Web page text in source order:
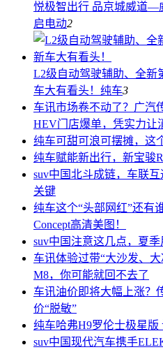
悦极智出行 品京城威道—
启电动2
L2级自动驾驶辅助、全新
车大有看头！ 纯车3
车讯市场卷不动了？广汽
HEV门店爆单，凭实力让
纯车可甜可浪可摆摊，这
纯车赋能新出行，新宝骏
suv中国北斗成链，车联
关键
纯车这个“头部网红”还有
Concept高清美图！
suv中国注意这几点，夏
车讯体验过带“大沙发、
M8，你可能就回不去了
车讯油价即将大幅上涨？
价“脱敏”
纯车哈弗H9罗伦士极星
suv中国现代汽车携手